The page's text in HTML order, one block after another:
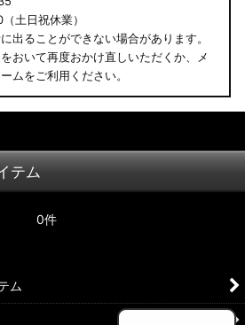
土日祝休業）
出ることができない場合があります。
おいて再度おかけ直しいただくか、メ
ムをご利用ください。
テム
0件
ム